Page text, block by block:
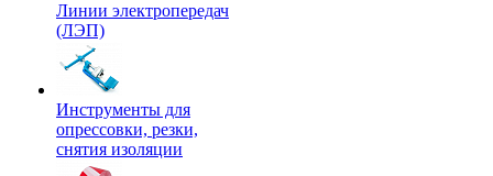
Линии электропередач
(ЛЭП)
Инструменты для
опрессовки, резки,
снятия изоляции